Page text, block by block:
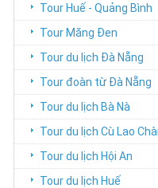
Tour Huế - Quảng Bình
Tour Măng Đen
Tour du lịch Đà Nẵng
Tour đoàn từ Đà Nẵng
Tour du lịch Bà Nà
Tour du lịch Cù Lao
Tour du lịch Hội An
Tour du lịch Huế